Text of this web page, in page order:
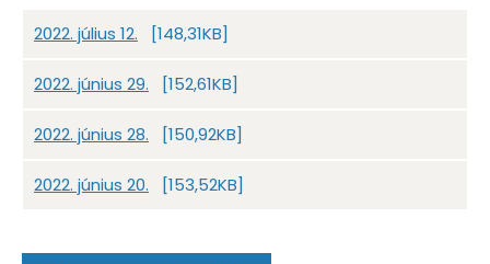
2022. július 12. [148,31KB]
2022. június 29. [152,61KB]
2022. június 28. [150,92KB]
2022. június 20. [153,52KB]